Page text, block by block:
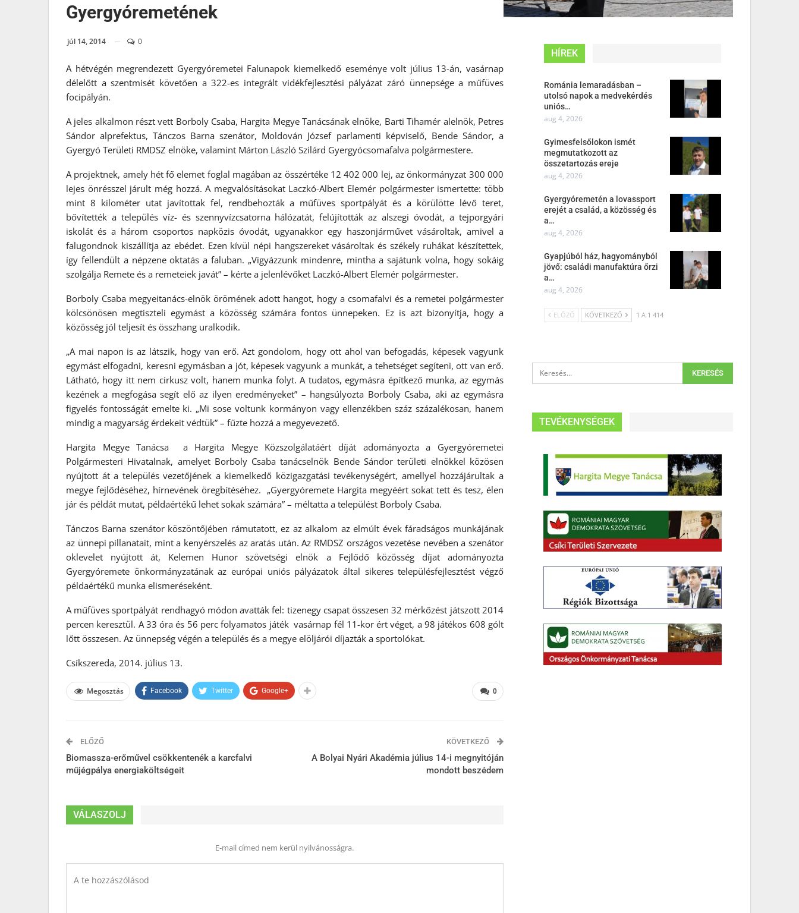
Gyergyóremetének
júl 14, 2014 0
A hétvégén megrendezett Gyergyóremetei Falunapok kiemelkedő eseménye volt július 13-án, vasárnap
délelőtt a szentmisét követően a 322-es integrált vidékfejlesztési pályázat záró ünnepsége a műfüves
focipályán.
A jeles alkalmon részt vett Borboly Csaba, Hargita Megye Tanácsának elnöke, Barti Tihamér alelnök, Petres
Sándor alprefektus, Tánczos Barna szenátor, Moldován József parlamenti képviselő, Bende Sándor, a
Gyergyó Területi RMDSZ elnöke, valamint Márton László Szilárd Gyergyócsomafalva polgármestere.
A projektnek, amely hét fő elemet foglal magában az összértéke 12 402 000 lej, az önkormányzat 300 000
lejes önrésszel járult még hozzá. A megvalósításokat Laczkó-Albert Elemér polgármester ismertette: több
mint 8 kilométer utat javítottak fel, rendbehozták a műfüves sportpályát és a körülötte lévő teret,
bővítették a település víz- és szennyvízcsatorna hálózatát, felújították az alszegi óvodát, a tejporgyári
iskolát és a három csoportos napközis óvodát, ugyanakkor egy haszonjárművet vásároltak, amivel a
falugondnok kiszállítja az ebédet. Ezen kívül népi hangszereket vásároltak és székely ruhákat készítettek,
így fellendült a népzene oktatás a faluban. „Vigyázzunk mindenre, mintha a sajátunk volna, hogy sokáig
szolgálja Remete és a remeteiek javát” – kérte a jelenlévőket Laczkó-Albert Elemér polgármester.
Borboly Csaba megyeitanács-elnök örömének adott hangot, hogy a csomafalvi és a remetei polgármester
kölcsönösen megtiszteli egymást a közösség számára fontos ünnepeken. Ez is azt bizonyítja, hogy a
közösség jól teljesít és összhang uralkodik.
„A mai napon is az látszik, hogy van erő. Azt gondolom, hogy ott ahol van befogadás, képesek vagyunk
egymást elfogadni, keresni egymásban a jót, képesek vagyunk a munkát, a tehetséget segíteni, ott van erő.
Látható, hogy itt nem cirkusz volt, hanem munka folyt. A tudatos, egymásra építkező munka, az egymás
kezének a megfogása segít elő az ilyen eredményeket” – hangsúlyozta Borboly Csaba, aki az egymásra
figyelés fontosságát emelte ki. „Mi sose voltunk kormányon vagy ellenzékben száz százalékosan, hanem
mindig a magyarság érdekeit védtük” – fűzte hozzá a megyevezető.
Hargita Megye Tanácsa a Hargita Megye Közszolgálatáért díját adományozta a Gyergyóremetei
Polgármesteri Hivatalnak, amelyet Borboly Csaba tanácselnök Bende Sándor területi elnökkel közösen
nyújtott át a település vezetőjének a kiemelkedő közigazgatási tevékenységért, amellyel hozzájárultak a
megye fejlődéséhez, hírnevének öregbítéséhez. „Gyergyóremete Hargita megyéért sokat tett és tesz, élen
jár és példát mutat, példaértékű lehet sokak számára” – méltatta a települést Borboly Csaba.
Tánczos Barna szenátor köszöntőjében rámutatott, ez az alkalom az elmúlt évek fáradságos munkájának
az ünnepi pillanatait, mint a kenyérszelés az aratás után. Az RMDSZ országos vezetése nevében a szenátor
oklevelet nyújtott át, Kelemen Hunor szövetségi elnök a Fejlődő közösség díjat adományozta
Gyergyóremete önkormányzatának az európai uniós pályázatok által sikeres településfejlesztést végző
példaértékű munka elismeréseként.
A műfüves sportpályát rendhagyó módon avatták fel: tizenegy csapat összesen 32 mérkőzést játszott 2014
percen keresztül. A 33 óra és 56 perc folyamatos játék vasárnap fél 11-kor ért véget, a 98 játékos 608 gólt
lőtt összesen. Az ünnepség végén a település és a megye elöljárói díjazták a sportolókat.
Csíkszereda, 2014. július 13.
0
Megosztás Facebook Twitter Google+
ELŐZŐ
Biomassza-erőművel csökkentenék a karcfalvi
műjégpálya energiaköltségeit
KÖVETKEZŐ
A Bolyai Nyári Akadémia július 14-i megnyitóján
mondott beszédem
VÁLASZOLJ
E-mail címed nem kerül nyilvánosságra.
HÍREK
Románia lemaradásban –
utolsó napok a medvekérdés
uniós…
aug 4, 2026
Gyimesfelsőlokon ismét
megmutatkozott az
összetartozás ereje
aug 4, 2026
Gyergyóremetén a lovassport
erejét a család, a közösség és
a…
aug 4, 2026
Gyapjúból ház, hagyományból
jövő: családi manufaktúra őrzi
a…
aug 4, 2026
ELŐZŐ KÖVETKEZŐ 1 A 1 414
TEVÉKENYSÉGEK